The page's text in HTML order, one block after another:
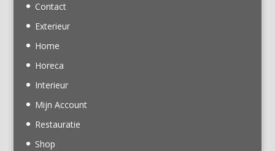
Contact
Exterieur
Home
Horeca
Interieur
Mijn Account
Restauratie
Shop